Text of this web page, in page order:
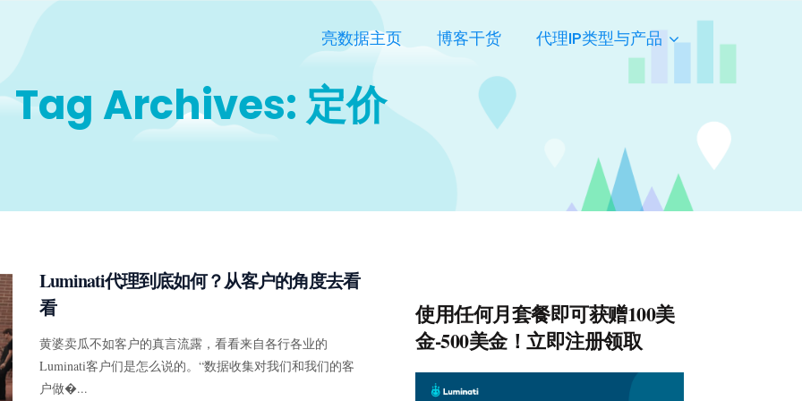
亮数据主页 博客干货 代理IP类型与产品
Tag Archives: 定价
Luminati代理到底如何？从客户的角度去看
看
黄婆卖瓜不如客户的真言流露，看看来自各行各业的
Luminati客户们是怎么说的。“数据收集对我们和我们的客
户做�...
使用任何月套餐即可获赠100美
金-500美金！立即注册领取